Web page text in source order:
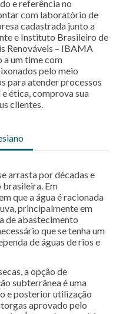
e referência no
com laboratório de
cadastrada junto a
e Instituto Brasileiro de
Renováveis – IBAMA
a um time com
pelo meio
para atender processos
ética, comprova sua
clientes.
arrasta por décadas e
Em
que a água é racionada
principalmente em
de abastecimento
que se tenha um
de águas de rios e
a opção de
subterrânea é uma
e posterior utilização
aprovado pelo